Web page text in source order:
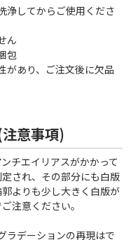
浄してからご使用くださ
ん
包
があり、ご注文後に欠品
意事項)
チエイリアスがかかって
され、その部分にも白版
よりも少し大きく白版が
注意ください。
ラデーションの再現はで